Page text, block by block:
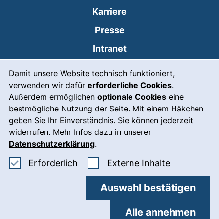
Damit unsere Website technisch funktioniert,
verwenden wir dafür erforderliche Cookies.
Außerdem ermöglichen optionale Cookies eine
bestmögliche Nutzung der Seite. Mit einem Häkchen
geben Sie Ihr Einverständnis. Sie können jederzeit
widerrufen. Mehr Infos dazu in unserer
Datenschutzerklärung.
Erforderlich Erforderliche Cookies akzeptieren
Externe Inhalte: Externe
Auswahl bestätigen
Alle annehmen
Karriere
Presse
Intranet(externer Link, öffnet
Leichte Sprache
Gebärdensprache
Notfall(externer Link, öffnet
Impressum
Barrierefreiheit
Datenschutz